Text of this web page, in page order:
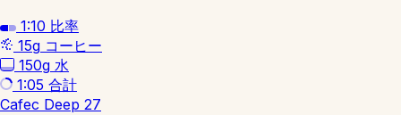
1:10 比率
15g コーヒー
150g 水
1:05 合計
Cafec Deep 27